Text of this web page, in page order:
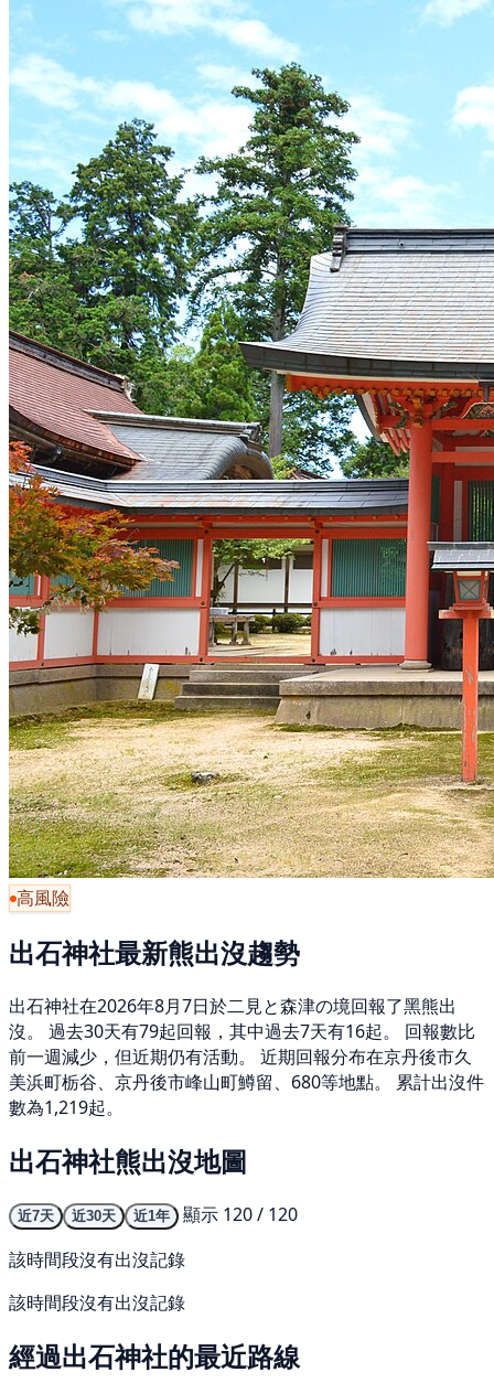
高風險
出石神社最新熊出沒趨勢
出石神社在2026年8月7日於二見と森津の境回報了黑熊出
沒。 過去30天有79起回報，其中過去7天有16起。 回報數比
前一週減少，但近期仍有活動。 近期回報分布在京丹後市久
美浜町栃谷、京丹後市峰山町鱒留、680等地點。 累計出沒件
數為1,219起。
出石神社熊出沒地圖
近7天 近30天 近1年
顯示 120 / 120
該時間段沒有出沒記錄
該時間段沒有出沒記錄
經過出石神社的最近路線